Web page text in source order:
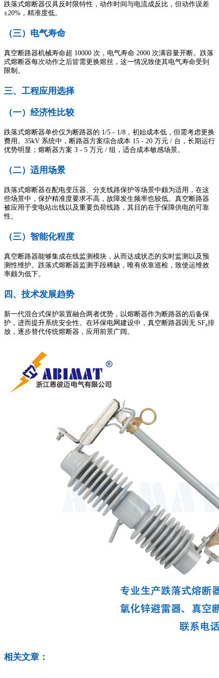
跌落式熔断器仅具反时限特性，动作时间与电流成反比，但动作误差
±20%，精准度低。
（三）电气寿命
真空断路器机械寿命超 10000 次，电气寿命 2000 次满容量开断。跌落
式熔断器每次动作之后皆需更换熔丝，这一情况致使其电气寿命受到
限制。
三、工程应用选择
（一）经济性比较
跌落式熔断器单价仅为断路器的 1/5 - 1/8，初始成本低，但需考虑更换
费用。35kV 系统中，断路器方案综合成本 15 - 20 万元 / 台，长期运行
优势明显；熔断器方案 3 - 5 万元 / 组，适合成本敏感场景。
（二）适用场景
跌落式熔断器在配电变压器、分支线路保护等场景中颇为适用，在这
些场景中，保护精准度要求不高，故障发生频率也较低。真空断路器
被应用于变电站出线以及重要负荷线路，其目的在于保障供电的可靠
性。
（三）智能化程度
真空断路器能够集成在线监测模块，从而达成状态的实时监测以及预
测性维护。跌落式熔断器监测手段稀缺，唯有依靠巡检，致使运维效
率颇为低下。
四、技术发展趋势
新一代混合式保护装置融合两者优势，以熔断器作为断路器的后备保
护，进而提升系统安全性。在环保电网建设中，真空断路器因无 SF₆排
放，逐步替代传统熔断器，应用前景广阔。
相关文章：